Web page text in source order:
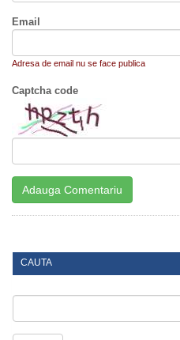
Email
Adresa de email nu se face publica
Captcha code
CAUTA